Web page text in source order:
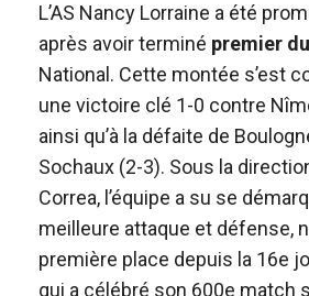
L’AS Nancy Lorraine a été
après avoir terminé premier
National. Cette montée s’est
une victoire clé 1-0 contre
ainsi qu’à la défaite de
Sochaux (2-3). Sous la
Correa, l’équipe a su se
meilleure attaque et défense,
première place depuis la 16e
qui a célébré son 600e match